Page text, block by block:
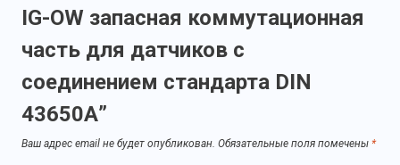
IG-OW запасная коммутационная
часть для датчиков с
соединением стандарта DIN
43650А”
Ваш адрес email не будет опубликован. Обязательные поля помечены *